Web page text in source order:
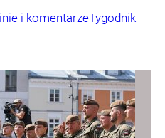
i komentarzeTygodnik